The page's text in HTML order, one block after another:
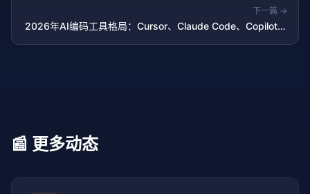
下一篇 →
2026年AI编码工具格局：Cursor、Claude Code、Copilot三
📰 更多动态